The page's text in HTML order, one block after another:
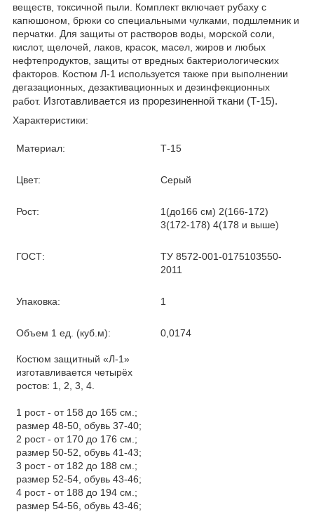
веществ, токсичной пыли. Комплект включает рубаху с
капюшоном, брюки со специальными чулками, подшлемник и
перчатки. Для защиты от растворов воды, морской соли,
кислот, щелочей, лаков, красок, масел, жиров и любых
нефтепродуктов, защиты от вредных бактериологических
факторов. Костюм Л-1 используется также при выполнении
дегазационных, дезактивационных и дезинфекционных
работ. Изготавливается из прорезиненной ткани (Т-15).
Характеристики:
Материал: Т-15
Цвет: Серый
Рост:
1(до166 см) 2(166-172)
3(172-178) 4(178 и выше)
ГОСТ:
ТУ 8572-001-0175103550-
2011
Упаковка: 1
Объем 1 ед. (куб.м): 0,0174
Костюм защитный «Л-1»
изготавливается четырёх
ростов: 1, 2, 3, 4.
1 рост - от 158 до 165 см.;
размер 48-50, обувь 37-40;
2 рост - от 170 до 176 см.;
размер 50-52, обувь 41-43;
3 рост - от 182 до 188 см.;
размер 52-54, обувь 43-46;
4 рост - от 188 до 194 см.;
размер 54-56, обувь 43-46;